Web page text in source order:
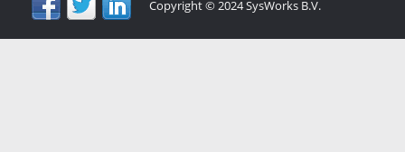
Copyright © 2024 SysWorks B.V.